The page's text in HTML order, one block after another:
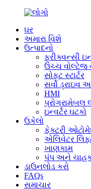
ઘર
અમારા વિશે
ઉત્પાદનો
ફ્રીક્વન્સી
ઉચ્ચ વોલ્ટેજ
સોફ્ટ સ્ટાર્ટર
સર્વો ડ્રાઇવ
HMI
પ્રોગ્રામેબલ
ઇન્વર્ટર ઘટકો
ઉકેલો
ફેક્ટરી
એલિવેટર
ખાણકામ
પંપ અને
ડાઉનલોડ કરો
FAQs
સમાચાર